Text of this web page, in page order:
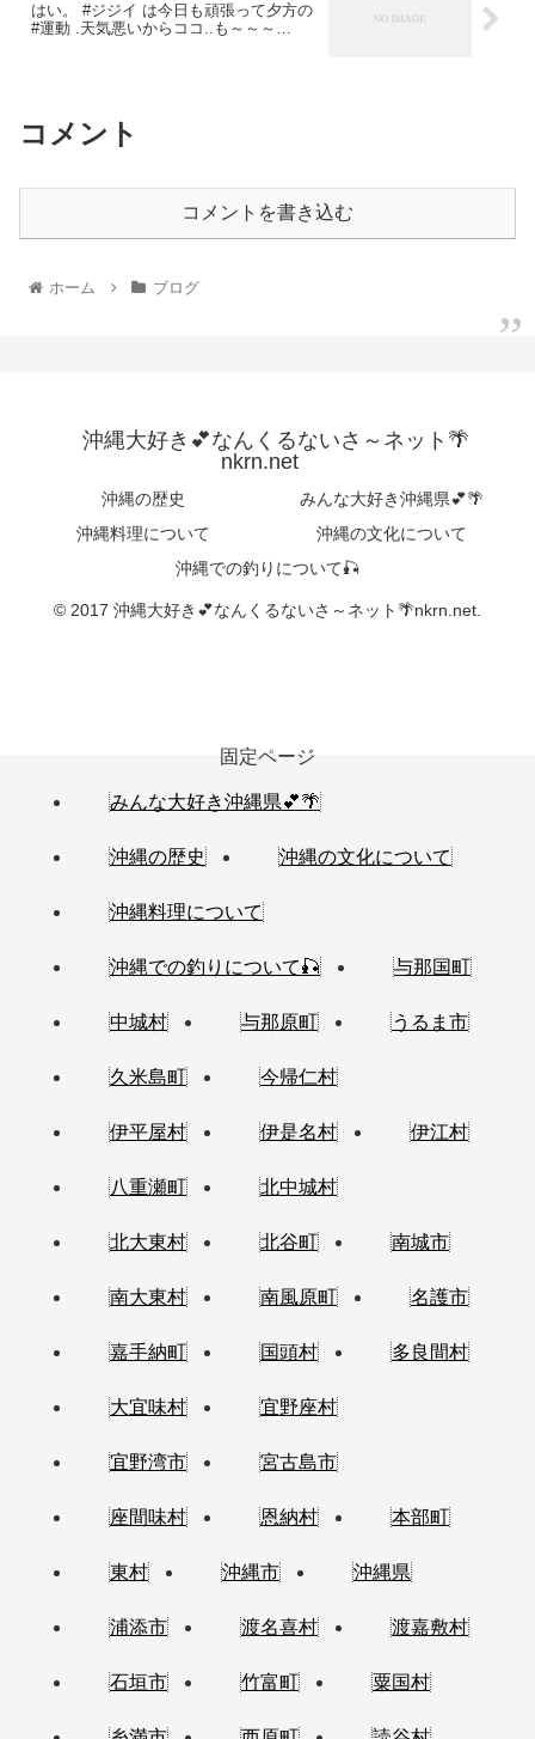
はい。 #ジジイ は今日も頑張って夕方の
#運動 .天気悪いからココ..も～～～…
コメント
コメントを書き込む
ホーム ブログ
沖縄大好き💕なんくるないさ～ネット🌴
nkrn.net
沖縄の歴史
みんな大好き沖縄県💕🌴
沖縄料理について
沖縄の文化について
沖縄での釣りについて🎣
© 2017 沖縄大好き💕なんくるないさ～ネット🌴nkrn.net.
固定ページ
みんな大好き沖縄県💕🌴
沖縄の歴史 沖縄の文化について
沖縄料理について
沖縄での釣りについて🎣 与那国町
中城村 与那原町 うるま市
久米島町 今帰仁村
伊平屋村 伊是名村 伊江村
八重瀬町 北中城村
北大東村 北谷町 南城市
南大東村 南風原町 名護市
嘉手納町 国頭村 多良間村
大宜味村 宜野座村
宜野湾市 宮古島市
座間味村 恩納村 本部町
東村 沖縄市 沖縄県
浦添市 渡名喜村 渡嘉敷村
石垣市 竹富町 粟国村